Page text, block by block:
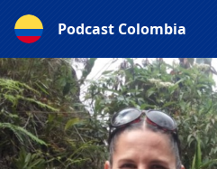
Podcast Colombia